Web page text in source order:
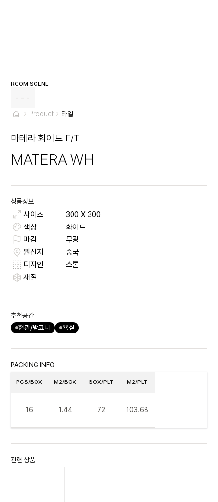
ROOM SCENE
- - -
Product 타일
마테라 화이트 F/T
MATERA WH
상품정보
사이즈 300 X 300
색상
화이트
마감
무광
원산지
중국
디자인
스톤
재질
추천공간
현관/발코니
욕실
PACKING INFO
PCS/BOX
16
M2/BOX
1.44
BOX/PLT
72
M2/PLT
103.68
관련 상품